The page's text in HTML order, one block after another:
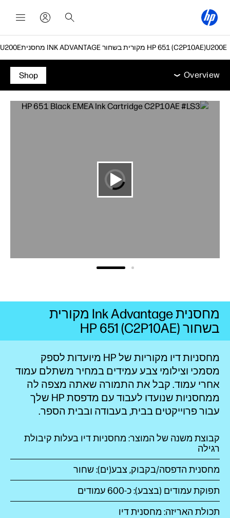
מחסנית INK ADVANTAGE מקורית בשחור HP 651 (C2P10AE)
Overview מאפיינים
תמיכה
Overview
Overview
Shop
מחסניות דיו מקוריות של HP מיועדות לספק
מסמכי וצילומי צבע עמידים במחיר משתלם עמוד
אחרי עמוד. קבל את התמורה שאתה מצפה לה
ממחסניות שנועדו לעבוד עם מדפסת HP שלך
עבור פרוייקטים בבית, בעבודה ובבית הספר.
קבוצת משנה של המוצר: מחסניות דיו בעלות קיבולת
רגילה
מחסנית הדפסה/בקבוק, צבע(ים): שחור
תפוקת עמודים (בצבע‏): כ-600 עמודים
תכולת האריזה: מחסנית דיו
מחסנית Ink Advantage מקורית
בשחור HP 651 (C2P10AE)